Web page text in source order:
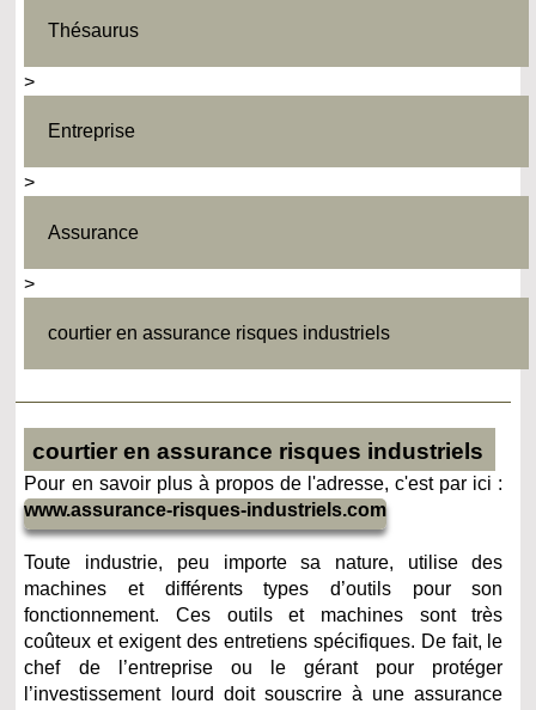
Thésaurus
>
Entreprise
>
Assurance
>
courtier en assurance risques industriels
courtier en assurance risques industriels
Pour en savoir plus à propos de l'adresse, c'est par ici :
www.assurance-risques-industriels.com
Toute industrie, peu importe sa nature, utilise des
machines et différents types d’outils pour son
fonctionnement. Ces outils et machines sont très
coûteux et exigent des entretiens spécifiques. De fait, le
chef de l’entreprise ou le gérant pour protéger
l’investissement lourd doit souscrire à une assurance